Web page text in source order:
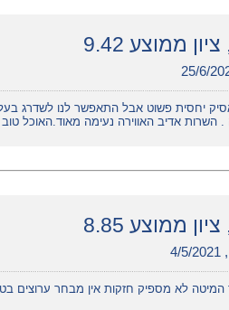
ממוצע 9.42
יחסית פשוט אבל התאפשר לנו לשדרג
. השרות אדיב האווירה נעימה מאוד.האוכל
ממוצע 8.85
המיטה לא מספיק חזקות אין מבחר ערוצים